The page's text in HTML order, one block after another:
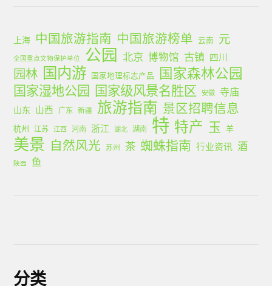
上海 中国旅游指南 中国旅游榜单 云南 元
全国重点文物保护单位 公园 北京 博物馆 古镇 四川
园林 国内游 国家地理标志产品 国家森林公园
国家湿地公园 国家级风景名胜区 安徽 寺庙
山东 山西 广东 新疆 旅游指南 景区招聘信息
杭州 江苏 江西 河南 浙江 湖北 湖南 特 特产 玉 羊
美景 自然风光 苏州 茶 蜘蛛指南 行业资讯 酒
陕西 鱼
分类